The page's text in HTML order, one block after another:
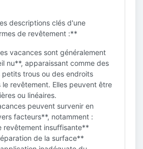
descriptions clés d'une
de revêtement :**
vacances sont généralement
nu**, apparaissant comme des
trous ou des endroits
revêtement. Elles peuvent être
ou linéaires.
peuvent survenir en
facteurs**, notamment :
revêtement insuffisante**
de la surface**